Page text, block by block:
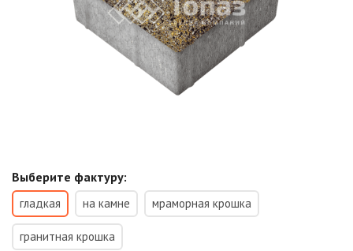
Выберите фактуру:
гладкая на камне мраморная крошка
гранитная крошка